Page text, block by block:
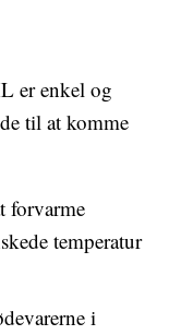
er enkel og
til at komme
forvarme
temperatur
i